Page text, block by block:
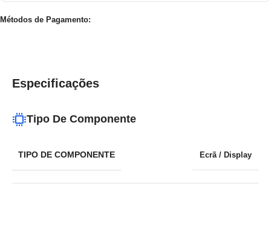
Métodos de Pagamento:
Especificações
Tipo De Componente
TIPO DE COMPONENTE Ecrã / Display